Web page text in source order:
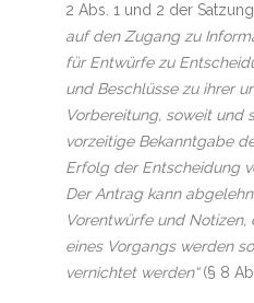
2 Abs. 1 und 2 der
auf den Zugang zu
für Entwürfe zu
und Beschlüsse zu ihrer
Vorbereitung, soweit und
vorzeitige Bekanntgabe
Erfolg der Entscheidung
Der Antrag kann
Vorentwürfe und
eines Vorgangs werden
vernichtet werden“(§ 8